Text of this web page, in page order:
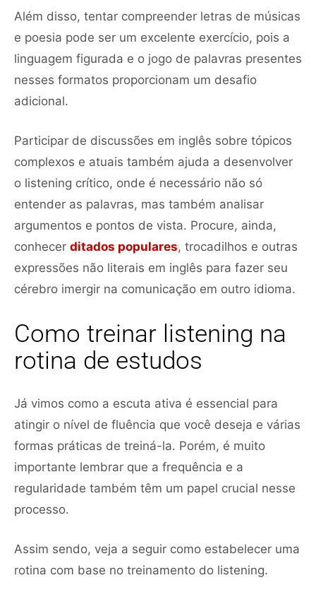
Além disso, tentar compreender letras de músicas
e poesia pode ser um excelente exercício, pois a
linguagem figurada e o jogo de palavras presentes
nesses formatos proporcionam um desafio
adicional.
Participar de discussões em inglês sobre tópicos
complexos e atuais também ajuda a desenvolver
o listening crítico, onde é necessário não só
entender as palavras, mas também analisar
argumentos e pontos de vista. Procure, ainda,
conhecer ditados populares, trocadilhos e outras
expressões não literais em inglês para fazer seu
cérebro imergir na comunicação em outro idioma.
Como treinar listening na
rotina de estudos
Já vimos como a escuta ativa é essencial para
atingir o nível de fluência que você deseja e várias
formas práticas de treiná-la. Porém, é muito
importante lembrar que a frequência e a
regularidade também têm um papel crucial nesse
processo.
Assim sendo, veja a seguir como estabelecer uma
rotina com base no treinamento do listening.